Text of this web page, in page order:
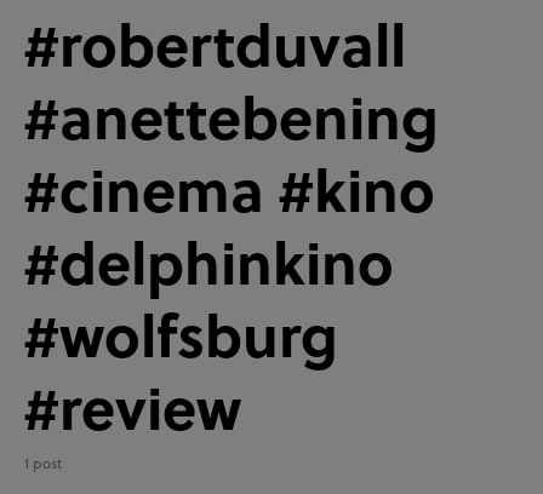
#robertduvall
#anettebening
#cinema #kino
#delphinkino
#wolfsburg
#review
1 post